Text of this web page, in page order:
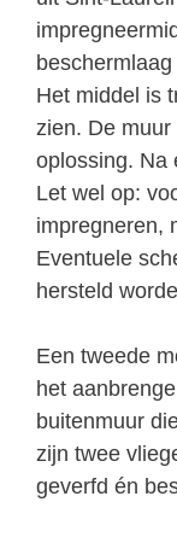
Het middel is
zien. De
oplossing. Na
Let wel op:
impregneren,
Eventuele
hersteld
Een tweede
het
buitenmuur
zijn twee
geverfd én